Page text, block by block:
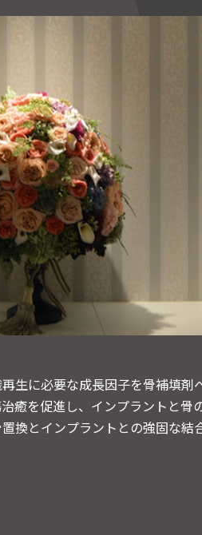
生に必要な成長因子を骨補填
癒を促進し、インプラントと
換とインプラントとの強固な